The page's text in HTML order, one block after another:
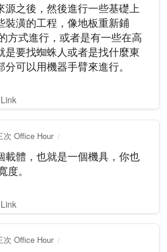
源之後，然後進行一些基礎上
裝潢的工程，像地板重新鋪
方式進行，或者是有一些在高
是要找蜘蛛人或者是找什麼東
可以用機器手臂來進行。
Link
次 Office Hour
載體，也就是一個機具，你也
。
Link
次 Office Hour